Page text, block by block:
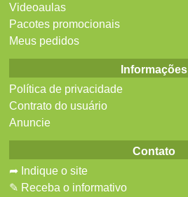
Videoaulas
Pacotes promocionais
Meus pedidos
Informações
Política de privacidade
Contrato do usuário
Anuncie
Contato
➦ Indique o site
✎ Receba o informativo